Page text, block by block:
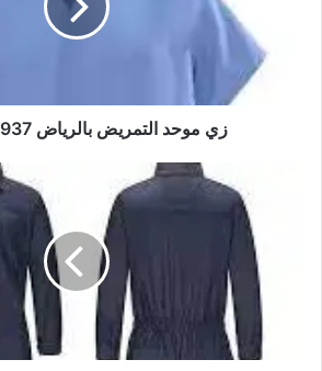
زي موحد التمريض بالرياض 0597212937